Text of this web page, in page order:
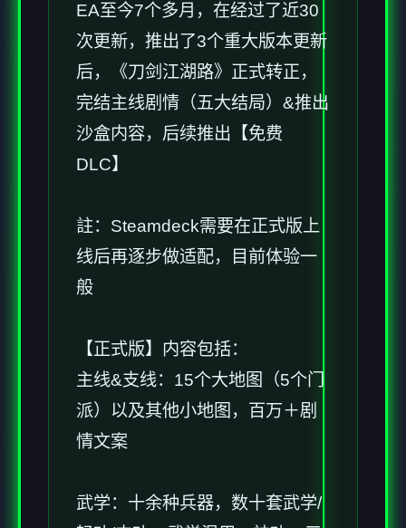
EA至今7个多月，在经过了近30
次更新，推出了3个重大版本更新
后，《刀剑江湖路》正式转正，
完结主线剧情（五大结局）&推出
沙盒内容，后续推出【免费
DLC】
註：Steamdeck需要在正式版上
线后再逐步做适配，目前体验一
般
【正式版】内容包括：
主线&支线：15个大地图（5个门
派）以及其他小地图，百万＋剧
情文案
武学：十余种兵器，数十套武学/